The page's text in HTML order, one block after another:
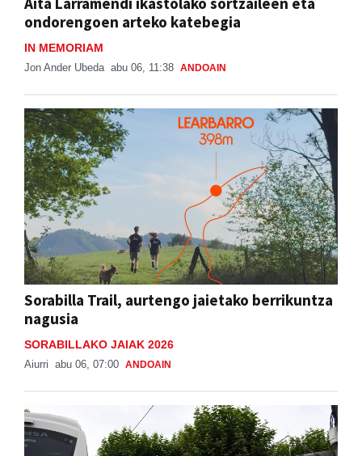
ondorengoen arteko katebegia
IN MEMORIAM
Jon Ander Ubeda abu 06, 11:38 ANDOAIN
Sorabilla Trail, aurtengo jaietako berrikuntza
nagusia
SORABILLAKO JAIAK 2026
Aiurri abu 06, 07:00 ANDOAIN